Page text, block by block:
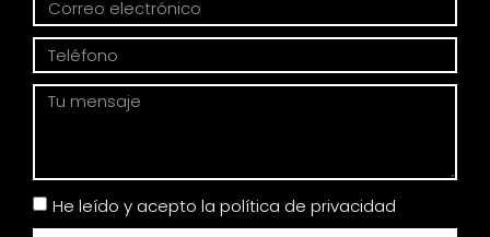
He leído y acepto la política de privacidad